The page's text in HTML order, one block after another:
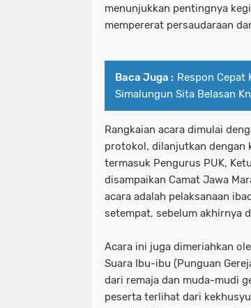
menunjukkan pentingnya
mempererat persaudaraan
Baca Juga : Respon Cepat
Simalungun Sita Belasan
Rangkaian acara dimulai
protokol, dilanjutkan dengan
termasuk Pengurus PUK,
disampaikan Camat Jawa
acara adalah pelaksanaan
setempat, sebelum akhirnya
Acara ini juga dimeriahkan
Suara Ibu-ibu (Punguan
dari remaja dan muda-mudi
peserta terlihat dari